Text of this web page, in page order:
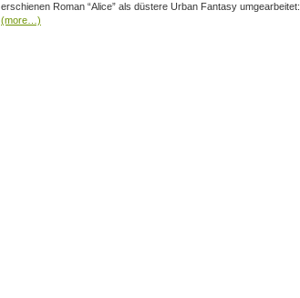
erschienen Roman “Alice” als düstere Urban Fantasy umgearbeitet:
(more…)